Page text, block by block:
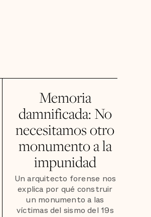
Memoria
damnificada: No
necesitamos otro
monumento a la
impunidad
Un arquitecto forense nos
explica por qué construir
un monumento a las
víctimas del sismo del 19s